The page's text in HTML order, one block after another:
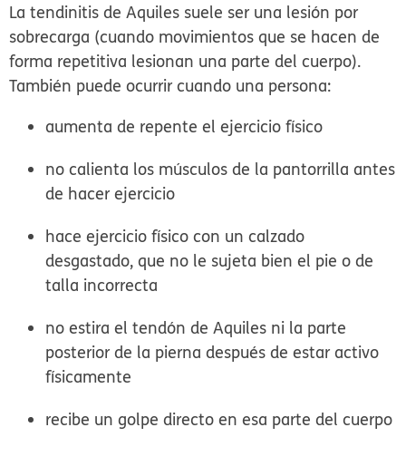
La tendinitis de Aquiles suele ser una lesión por
sobrecarga (cuando movimientos que se hacen de
forma repetitiva lesionan una parte del cuerpo).
También puede ocurrir cuando una persona:
aumenta de repente el ejercicio físico
no calienta los músculos de la pantorrilla antes
de hacer ejercicio
hace ejercicio físico con un calzado
desgastado, que no le sujeta bien el pie o de
talla incorrecta
no estira el tendón de Aquiles ni la parte
posterior de la pierna después de estar activo
físicamente
recibe un golpe directo en esa parte del cuerpo